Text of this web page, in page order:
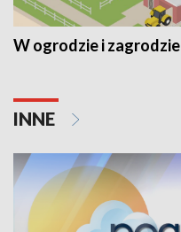
W ogrodzie i zagrodzie
INNE